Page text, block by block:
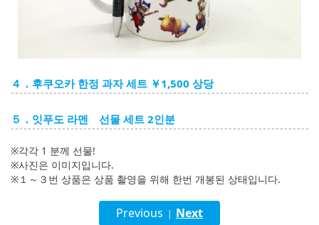
４．후쿠오카 한정 과자 세트 ￥1,500 상당
５．잇푸도 라멘 선물 세트 2인분
※각각 1 분께 선물!
※사진은 이미지입니다.
※１～３번 상품은 상품 촬영을 위해 한번 개봉된 상태입니다.
Previous | Next